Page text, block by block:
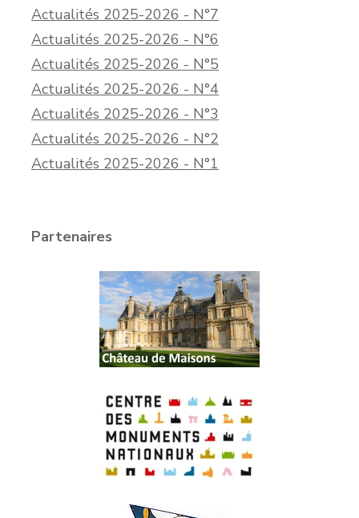
Actualités 2025-2026 - N°7
Actualités 2025-2026 - N°6
Actualités 2025-2026 - N°5
Actualités 2025-2026 - N°4
Actualités 2025-2026 - N°3
Actualités 2025-2026 - N°2
Actualités 2025-2026 - N°1
Partenaires